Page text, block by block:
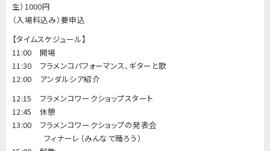
生）1000円
（入場料込み）要申込
【タイムスケジュール】
11:00 開場
11:30 フラメンコパフォーマンス、ギターと歌
12:00 アンダルシア紹介
12:15 フラメンコワークショップスタート
12:45 休憩
13:00 フラメンコワークショップの発表会
フィナーレ（みんなで踊ろう）